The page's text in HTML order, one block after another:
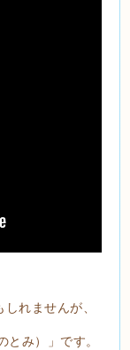
れませんが、
み）」です。